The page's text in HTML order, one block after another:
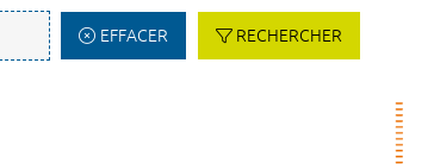
EFFACER RECHERCHER